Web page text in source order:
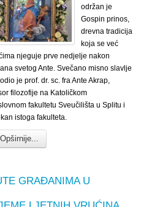
održan je
Gospin prinos,
drevna tradicija
koja se već
njeguje prve nedjelje nakon
svetog Ante. Svečano misno slavlje
je prof. dr. sc. fra Ante Akrap,
filozofije na Katoličkom
fakultetu Sveučilišta u Splitu i
istoga fakulteta.
GRAĐANIMA U